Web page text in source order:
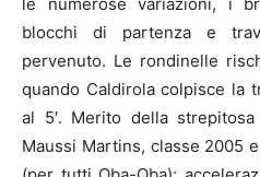
blocchi di partenza e
pervenuto. Le rondinelle
quando Caldirola colpisce la
al 5′. Merito della
Maussi Martins, classe 2005